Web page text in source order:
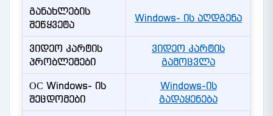
განახლების
შეწყვეტა
Windows- ის აღდგენა
ვიდეო კარტის
პრობლემები
ვიდეო კარტის
გამოცვლა
ОС Windows- ის
შეცდომები
Windows-ის
გადაყენება